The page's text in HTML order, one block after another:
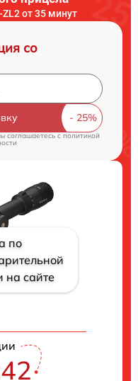
ZL2 от 35 минут
со
соглашаетесь cполитикой
по
на сайте